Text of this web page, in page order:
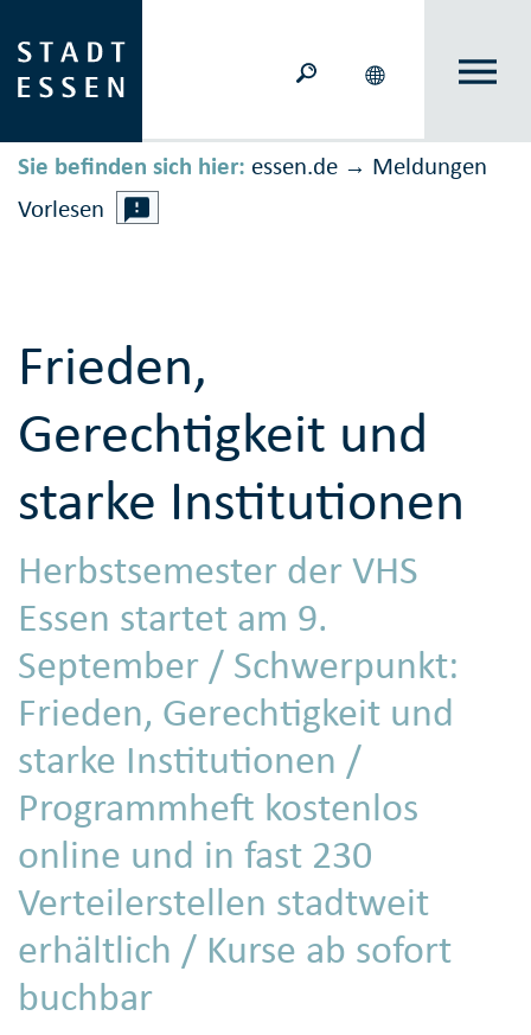
Sie befinden sich hier: essen.de → Meldungen
Vorlesen
Frieden,
Gerechtigkeit und
starke Institutionen
Herbstsemester der VHS
Essen startet am 9.
September / Schwerpunkt:
Frieden, Gerechtigkeit und
starke Institutionen /
Programmheft kostenlos
online und in fast 230
Verteilerstellen stadtweit
erhältlich / Kurse ab sofort
buchbar